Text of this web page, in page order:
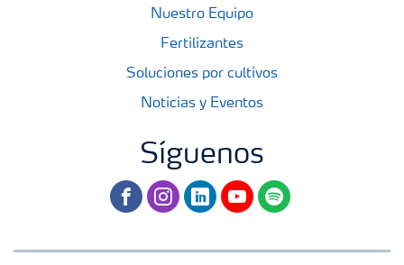
Nuestro Equipo
Fertilizantes
Soluciones por cultivos
Noticias y Eventos
Síguenos
facebookinstagram
linkedinyoutubespotify